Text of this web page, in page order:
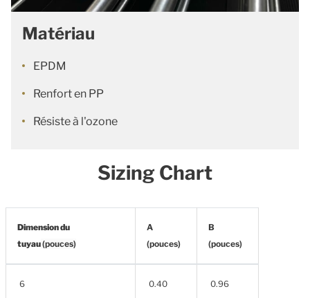
Matériau
EPDM
Renfort en PP
Résiste à l'ozone
Sizing Chart
Dimension du
tuyau(pouces)
A
(pouces)
B
(pouces)
6 0.40 0.96